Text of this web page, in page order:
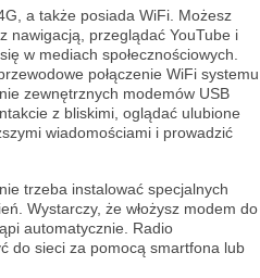
a także posiada WiFi. Możesz
nawigacją, przeglądać YouTube i
w mediach społecznościowych.
połączenie WiFi systemu
zewnętrznych modemów USB
z bliskimi, oglądać ulubione
wiadomościami i prowadzić
trzeba instalować specjalnych
Wystarczy, że włożysz modem do
automatycznie. Radio
do sieci za pomocą smartfona lub